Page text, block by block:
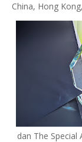
China, Hong
dan The Special